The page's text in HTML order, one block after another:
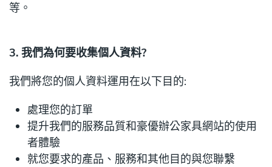
等。
3. 我們為何要收集個人資料?
我們將您的個人資料運用在以下目的:
處理您的訂單
提升我們的服務品質和豪優辦公家具網站的使用
者體驗
就您要求的產品、服務和其他目的與您聯繫